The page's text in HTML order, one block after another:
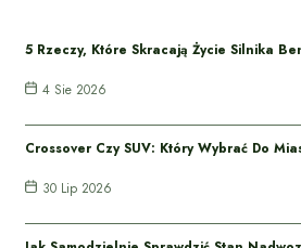
5 Rzeczy, Które Skracają Życie Silnika
4 Sie 2026
Crossover Czy SUV: Który Wybrać Do
30 Lip 2026